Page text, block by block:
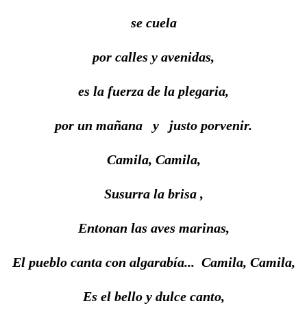
se cuela
por calles y avenidas,
es la fuerza de la plegaria,
por un mañana y justo porvenir.
Camila, Camila,
Susurra la brisa ,
Entonan las aves marinas,
El pueblo canta con algarabía... Camila, Camila,
Es el bello y dulce canto,